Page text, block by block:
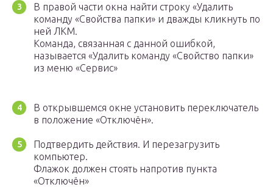
В правой части окна найти строку «Удалить
команду «Свойства папки» и дважды кликнуть по
ней ЛКМ.
Команда, связанная с данной ошибкой,
называется «Удалить команду «Свойство папки»
из меню «Сервис»
В открывшемся окне установить переключатель
в положение «Отключён».
Подтвердить действия. И перезагрузить
компьютер.
Флажок должен стоять напротив пункта
«Отключён»